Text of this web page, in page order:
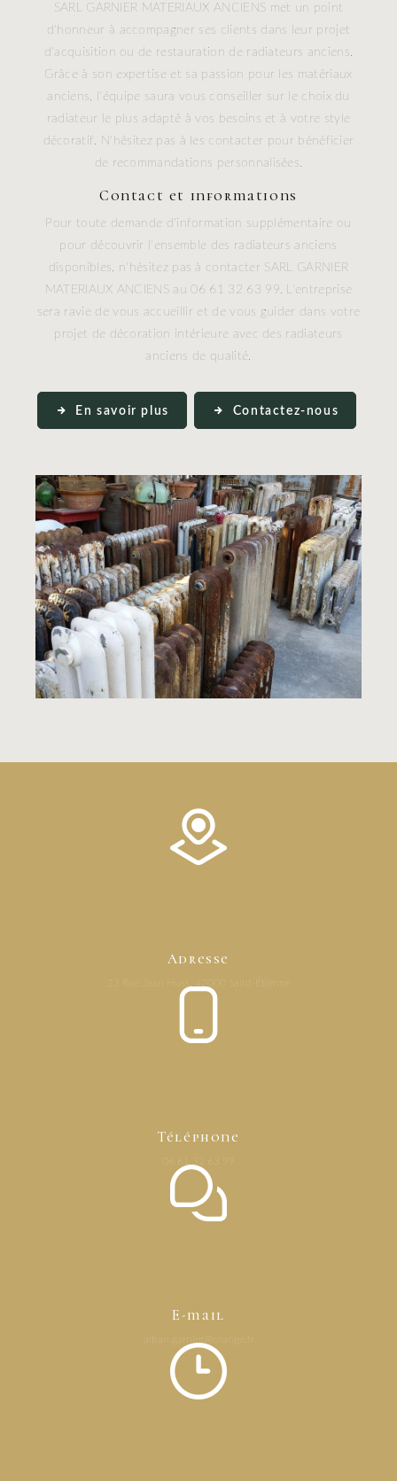
SARL GARNIER MATERIAUX ANCIENS met un point
d'honneur à accompagner ses clients dans leur projet
d'acquisition ou de restauration de radiateurs anciens.
Grâce à son expertise et sa passion pour les matériaux
anciens, l'équipe saura vous conseiller sur le choix du
radiateur le plus adapté à vos besoins et à votre style
décoratif. N'hésitez pas à les contacter pour bénéficier
de recommandations personnalisées.
Contact et informations
Pour toute demande d'information supplémentaire ou
pour découvrir l'ensemble des radiateurs anciens
disponibles, n'hésitez pas à contacter SARL GARNIER
MATERIAUX ANCIENS au 06 61 32 63 99. L'entreprise
sera ravie de vous accueillir et de vous guider dans votre
projet de décoration intérieure avec des radiateurs
anciens de qualité.
En savoir plus Contactez-nous
Adresse
23 Rue Jean Huss, 42000 Saint-Étienne
Téléphone
06 61 32 63 99
E-mail
alban.garnier@orange.fr